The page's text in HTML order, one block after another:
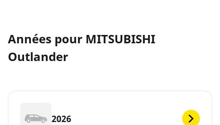
Années pour MITSUBISHI
Outlander
2026